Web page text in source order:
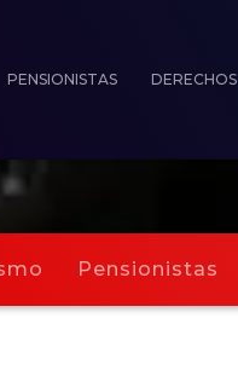
PENSIONISTAS DERECHOS
Pensionistas